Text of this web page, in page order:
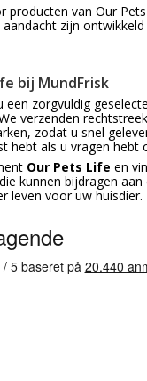
producten van Our
zijn
bij MundFrisk
een zorgvuldig
verzenden
zodat u snel
hebt als u vragen hebt
Our Pets Life en
kunnen bijdragen aan
leven voor uw huisdier.